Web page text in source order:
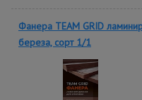
Фанера TEAM GRID
береза, сорт 1/1